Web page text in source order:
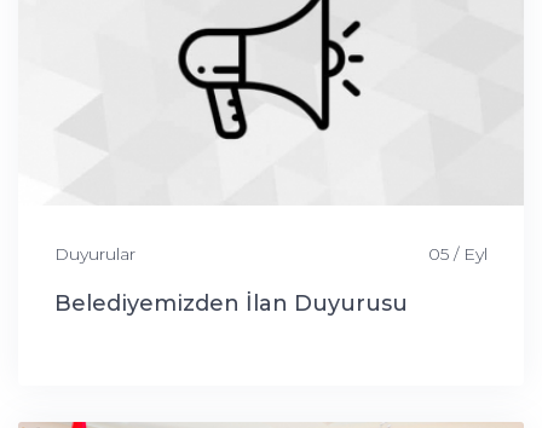
Duyurular 05 / Eyl
Belediyemizden İlan Duyurusu